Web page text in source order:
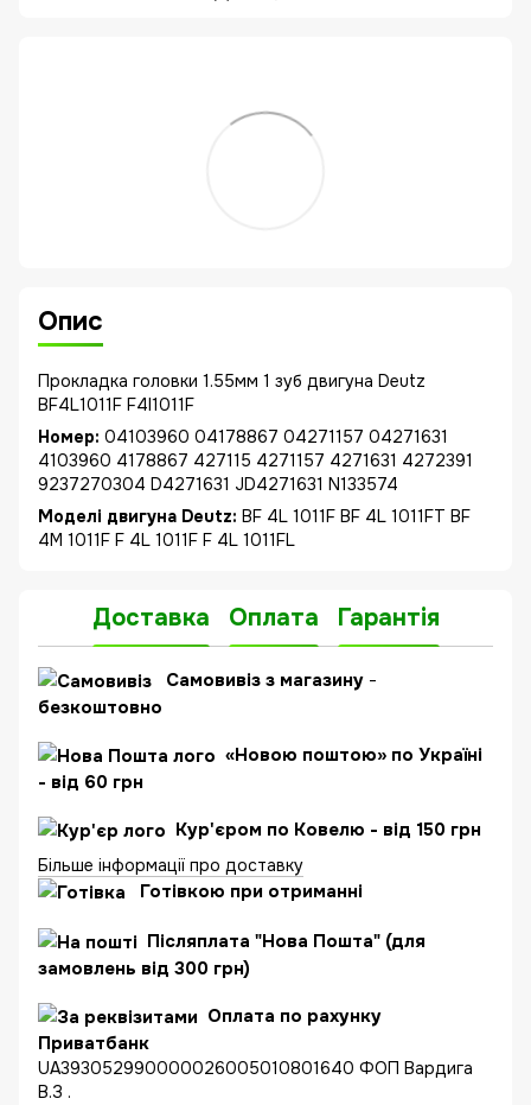
Опис
Прокладка головки 1.55мм 1 зуб двигуна Deutz
BF4L1011F F4l1011F
Номер: 04103960 04178867 04271157 04271631
4103960 4178867 427115 4271157 4271631 4272391
9237270304 D4271631 JD4271631 N133574
Моделі двигуна Deutz: BF 4L 1011F BF 4L 1011FT BF
4M 1011F F 4L 1011F F 4L 1011FL
Доставка Оплата Гарантія
Самовивіз з магазину -
безкоштовно
«Новою поштою» по Україні
- від 60 грн
Кур'єром по Ковелю - від 150 грн
Більше інформації про доставку
Готівкою при отриманні
Післяплата "Нова Пошта" (для
замовлень від 300 грн)
Оплата по рахунку
Приватбанк
UA393052990000026005010801640 ФОП Вардига
В.З .